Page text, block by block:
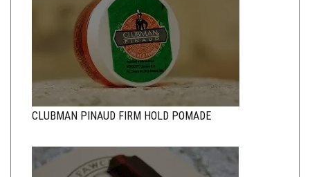
CLUBMAN PINAUD FIRM HOLD POMADE